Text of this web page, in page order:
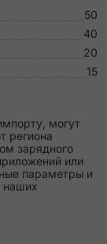
50
40
20
15
могут
региона
зарядного
или
параметры и
наших